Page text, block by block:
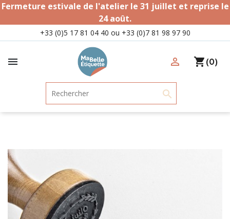
Fermeture estivale de l'atelier le 31 juillet et reprise le
24 août.
+33 (0)5 17 81 04 40 ou +33 (0)7 81 98 97 90
 person_outline shopping_cart(0)
search